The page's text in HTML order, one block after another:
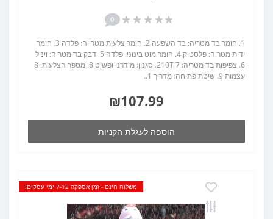
0
1. חומר בד מטריה: בד השפעה 2. חומר צלעות מטרייה: פלדה 3. חומר
ידית מטריה: פלסטיק 4. חומר מוט בינוני: פלדה 5. דבק בד מטריה: ויניל
6. צפיפות בד מטריה: 210T 7. סגנון: מודרני ופשוט 8. מספר הצלעות: 8
עצמות 9. שיטת פתיחה: מדריך 1..
₪107.99
הוספה לעגלת הקניות
משלוח חינם - זמן אספקה 7-12 ימי עסקים!